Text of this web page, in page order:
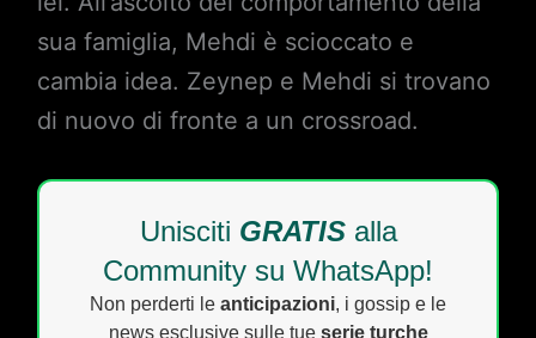
sua famiglia, Mehdi è scioccato e
cambia idea. Zeynep e Mehdi si trovano
di nuovo di fronte a un crossroad.
Unisciti GRATISalla
Community su WhatsApp!
Non perderti le anticipazioni, i gossip e le
news esclusive sulle tue serie turche